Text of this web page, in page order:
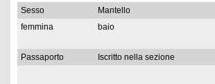
Sesso Mantello
femmina
baio
Passaporto Iscritto nella sezione